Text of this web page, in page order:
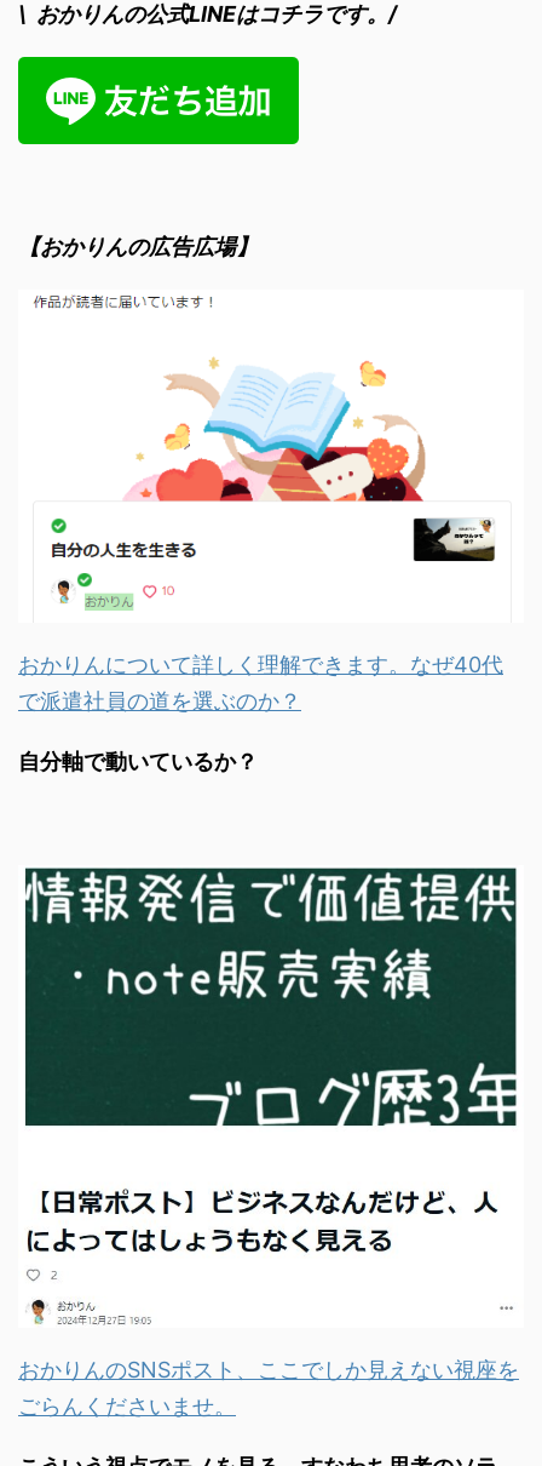
\ おかりんの公式LINEはコチラです。/
【おかりんの広告広場】
おかりんについて詳しく理解できます。なぜ40代
で派遣社員の道を選ぶのか？
自分軸で動いているか？
おかりんのSNSポスト、ここでしか見えない視座を
ごらんくださいませ。